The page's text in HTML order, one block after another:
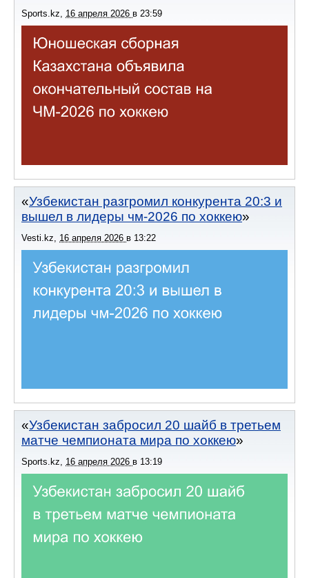
Sports.kz 16 апреля 2026 в 23:59
Узбекистан разгромил конкурента 20:3 и
вышел в лидеры чм-2026 по хоккею
Vesti.kz 16 апреля 2026 в 13:22
Узбекистан забросил 20 шайб в третьем
матче чемпионата мира по хоккею
Sports.kz, 16 апреля 2026 в 13:19